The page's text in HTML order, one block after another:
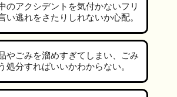
のアクシデントを気付かないフリ
い逃れをさたりしれないか心配。
やごみを溜めすぎてしまい、ごみ
処分すればいいかわからない。